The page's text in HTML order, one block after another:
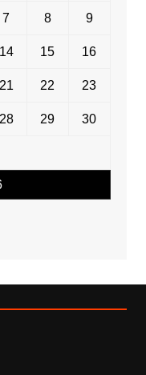
7 8 9
14 15 16
21 22 23
28 29 30